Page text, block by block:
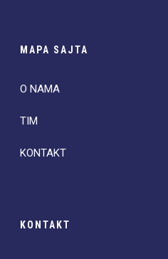
MAPA SAJTA
O NAMA
TIM
KONTAKT
KONTAKT